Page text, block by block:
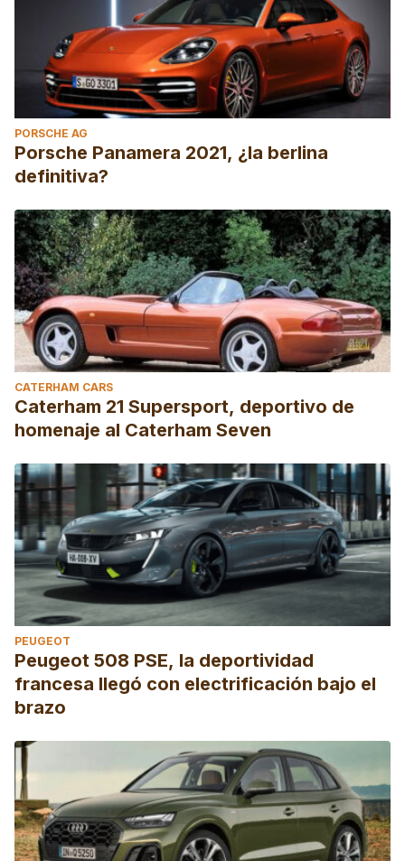
PORSCHE AG
Porsche Panamera 2021, ¿la berlina
definitiva?
CATERHAM CARS
Caterham 21 Supersport, deportivo de
homenaje al Caterham Seven
PEUGEOT
Peugeot 508 PSE, la deportividad
francesa llegó con electrificación bajo el
brazo